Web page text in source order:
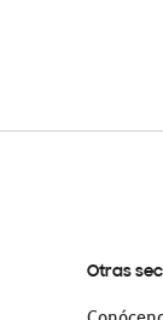
Otras